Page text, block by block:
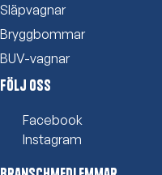
Släpvagnar
Bryggbommar
BUV-vagnar
Följ oss
Facebook
Instagram